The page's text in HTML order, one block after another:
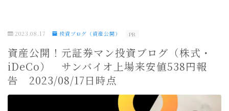
2023.08.17 投資ブログ（資産公開） PR
資産公開！元証券マン投資ブログ（株式・
iDeCo） サンバイオ上場来安値538円報
告 2023/08/17日時点